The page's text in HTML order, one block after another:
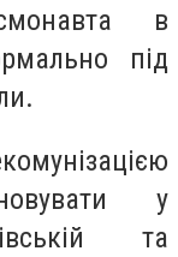
в
під
у
та